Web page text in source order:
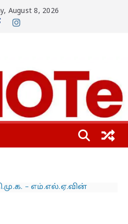
August 8, 2026
– எம்.எல்.ஏ.வின்